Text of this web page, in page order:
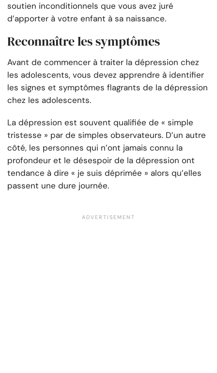
soutien inconditionnels que vous avez juré
d’apporter à votre enfant à sa naissance.
Reconnaître les symptômes
Avant de commencer à traiter la dépression chez
les adolescents, vous devez apprendre à identifier
les signes et symptômes flagrants de la dépression
chez les adolescents.
La dépression est souvent qualifiée de « simple
tristesse » par de simples observateurs. D’un autre
côté, les personnes qui n’ont jamais connu la
profondeur et le désespoir de la dépression ont
tendance à dire « je suis déprimée » alors qu’elles
passent une dure journée.